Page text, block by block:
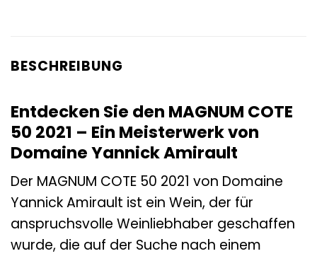
BESCHREIBUNG
Entdecken Sie den MAGNUM COTE
50 2021 – Ein Meisterwerk von
Domaine Yannick Amirault
Der MAGNUM COTE 50 2021 von Domaine
Yannick Amirault ist ein Wein, der für
anspruchsvolle Weinliebhaber geschaffen
wurde, die auf der Suche nach einem